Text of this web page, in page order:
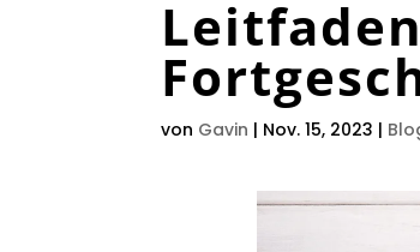
von Gavin | Nov. 15, 2023 |